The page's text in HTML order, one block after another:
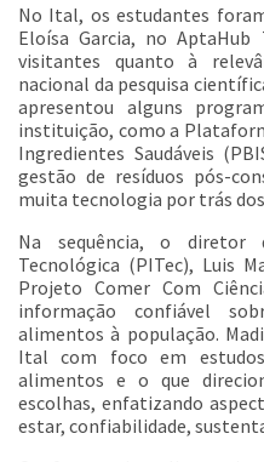
No Ital, os estudantes
Eloísa Garcia, no
visitantes quanto à
nacional da pesquisa
apresentou alguns
instituição, como a
Ingredientes Saudáveis
gestão de resíduos pós-
muita tecnologia por trás
Na sequência, o diretor
Tecnológica (PITec), Luis
Projeto Comer Com
informação confiável
alimentos à população.
Ital com foco em
alimentos e o que
escolhas, enfatizando
estar, confiabilidade,